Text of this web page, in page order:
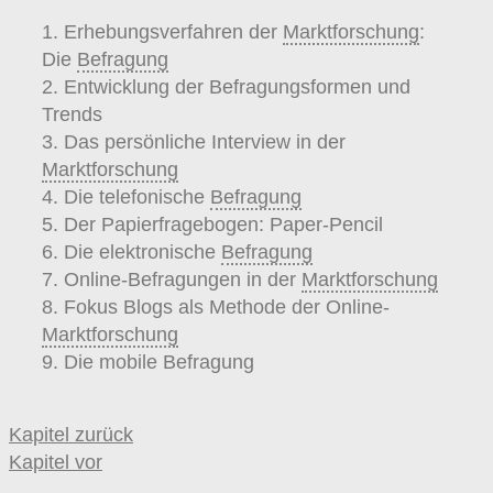
1. Erhebungsverfahren der Marktforschung:
Die Befragung
2. Entwicklung der Befragungsformen und
Trends
3. Das persönliche Interview in der
Marktforschung
4. Die telefonische Befragung
5. Der Papierfragebogen: Paper-Pencil
6. Die elektronische Befragung
7. Online-Befragungen in der Marktforschung
8. Fokus Blogs als Methode der Online-
Marktforschung
9. Die mobile Befragung
Kapitel zurück
Kapitel vor